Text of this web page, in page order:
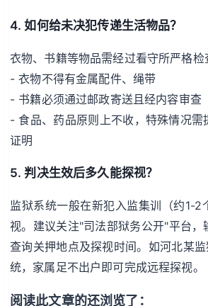
4. 如何给未决犯传递生活物品？
衣物、书籍等物品需经过看守所严格检
- 衣物不得有金属配件、绳带
- 书籍必须通过邮政寄送且经内容审查
- 食品、药品原则上不收，特殊情况需
证明
5. 判决生效后多久能探视？
监狱系统一般在新犯入监集训（约1-2
视。建议关注"司法部狱务公开"平台，
查询关押地点及探视时间。如河北某
统，家属足不出户即可完成远程探视。
阅读此文章的还浏览了：